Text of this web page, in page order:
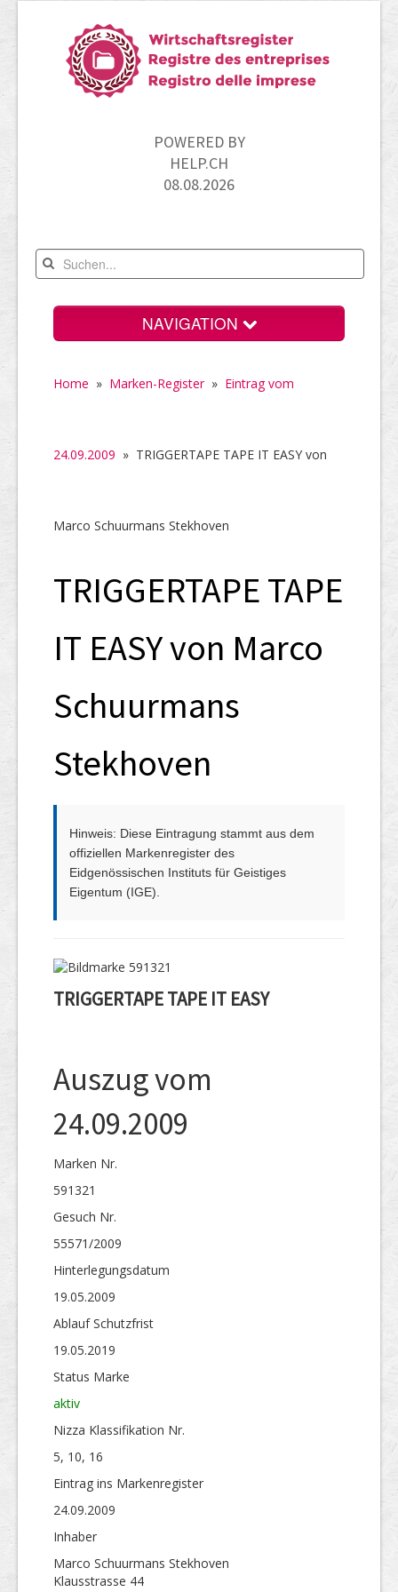
POWERED BY
HELP.CH
08.08.2026
NAVIGATION
UID-Register
Links
Home » Marken-Register» Eintrag vom
24.09.2009 » TRIGGERTAPE TAPE IT EASY von
Marco Schuurmans Stekhoven
TRIGGERTAPE TAPE
IT EASY von Marco
Schuurmans
Stekhoven
Hinweis: Diese Eintragung stammt aus dem
offiziellen Markenregister des
Eidgenössischen Instituts für Geistiges
Eigentum (IGE).
TRIGGERTAPE TAPE IT EASY
Auszug vom
24.09.2009
Marken Nr.
591321
Gesuch Nr.
55571/2009
Hinterlegungs­datum
19.05.2009
Ablauf Schutzfrist
19.05.2019
Status Marke
aktiv
Nizza Klassifikation Nr.
5, 10, 16
Eintrag ins Markenregister
24.09.2009
Inhaber
Marco Schuurmans Stekhoven
Klausstrasse 44